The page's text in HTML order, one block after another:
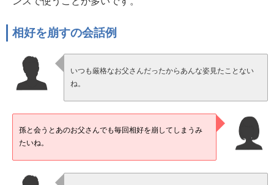
相好を崩すの会話例
いつも厳格なお父さんだったからあんな姿見たことない
ね。
孫と会うとあのお父さんでも毎回相好を崩してしまうみ
たいね。